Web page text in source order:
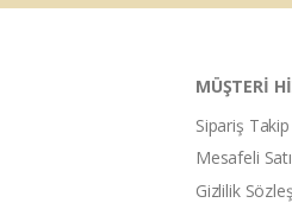
MÜŞTERİ
Sipariş Takip
Mesafeli
Gizlilik